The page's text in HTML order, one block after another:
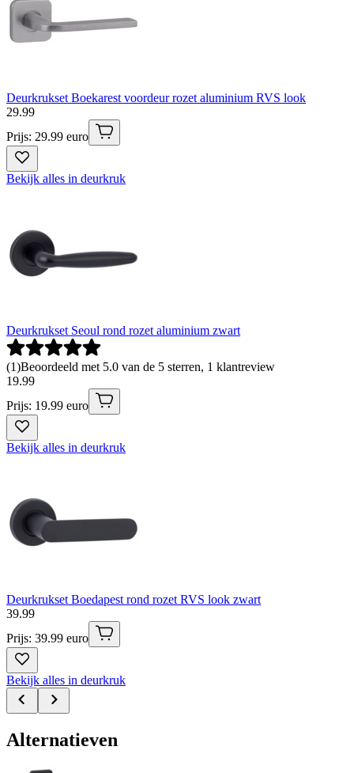
Deurkrukset Boekarest voordeur rozet aluminium RVS look
29.99
Prijs: 29.99 euro
Bekijk alles in deurkruk
Deurkrukset Seoul rond rozet aluminium zwart
(1)Beoordeeld met 5.0 van de 5 sterren, 1 klantreview
19.99
Prijs: 19.99 euro
Bekijk alles in deurkruk
Deurkrukset Boedapest rond rozet RVS look zwart
39.99
Prijs: 39.99 euro
Bekijk alles in deurkruk
Alternatieven